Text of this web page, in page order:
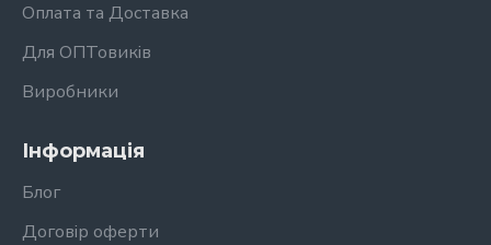
Оплата та Доставка
Для ОПТовиків
Виробники
Інформація
Блог
Договір оферти